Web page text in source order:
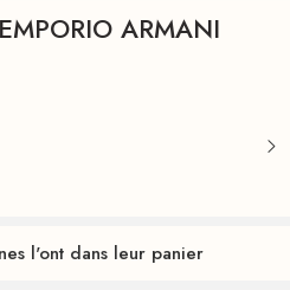
ARMANI
l'ont dans leur panier